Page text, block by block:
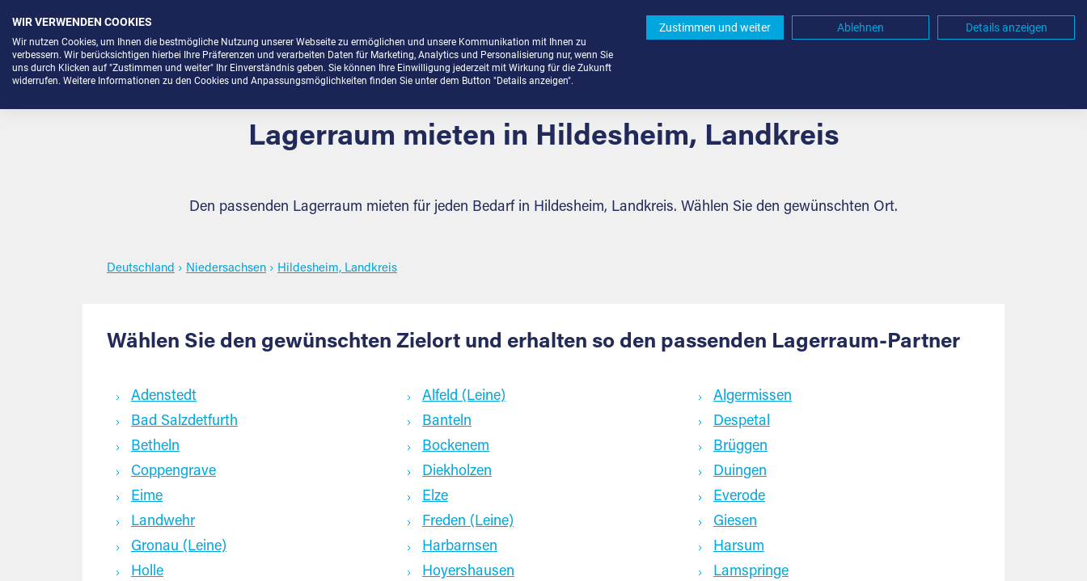
Menü
Lagerraum mieten in Hildesheim, Landkreis
Den passenden Lagerraum mieten für jeden Bedarf in Hildesheim, Landkreis. Wählen Sie den gewünschten Ort.
Deutschland › Niedersachsen › Hildesheim, Landkreis
Wählen Sie den gewünschten Zielort und erhalten so den passenden Lagerraum-Partner
Adenstedt Alfeld (Leine)
Algermissen
Bad Salzdetfurth
Banteln
Despetal
Betheln
Bockenem
Brüggen
Coppengrave
Diekholzen
Duingen
Eime
Elze
Everode
Landwehr
Freden (Leine)
Giesen
Gronau (Leine)
Harbarnsen
Harsum
Holle
Hoyershausen
Lamspringe
WIR VERWENDEN COOKIES
Wir nutzen Cookies, um Ihnen die bestmögliche Nutzung unserer Webseite zu ermöglichen und unsere Kommunikation mit Ihnen zu
verbessern. Wir berücksichtigen hierbei Ihre Präferenzen und verarbeiten Daten für Marketing, Analytics und Personalisierung nur, wenn Sie
uns durch Klicken auf "Zustimmen und weiter" Ihr Einverständnis geben. Sie können Ihre Einwilligung jederzeit mit Wirkung für die Zukunft
widerrufen. Weitere Informationen zu den Cookies und Anpassungsmöglichkeiten finden Sie unter dem Button "Details anzeigen".
Zustimmen und weiter Ablehnen Details anzeigen